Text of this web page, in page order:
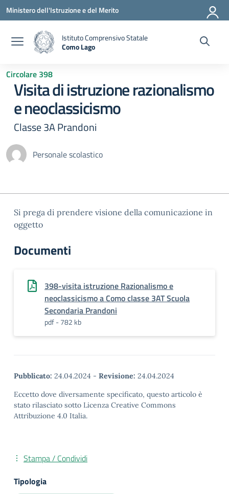
Vai ai contenuti
Vai al menu di navigazione
Vai al footer
Ministero dell'Istruzione e del Merito
Istituto Comprensivo Statale
Como Lago
— Visita la pagina iniziale della scuola
Circolare 398
Visita di istruzione razionalismo
e neoclassicismo
Classe 3A Prandoni
Personale scolastico
Si prega di prendere visione della comunicazione in
oggetto
Documenti
398-visita istruzione Razionalismo e
neoclassicismo a Como classe 3AT Scuola
Secondaria Prandoni
pdf - 782 kb
Pubblicato: 24.04.2024 - Revisione: 24.04.2024
Eccetto dove diversamente specificato, questo articolo è
stato rilasciato sotto Licenza Creative Commons
Attribuzione 4.0 Italia.
Stampa / Condividi
Tipologia